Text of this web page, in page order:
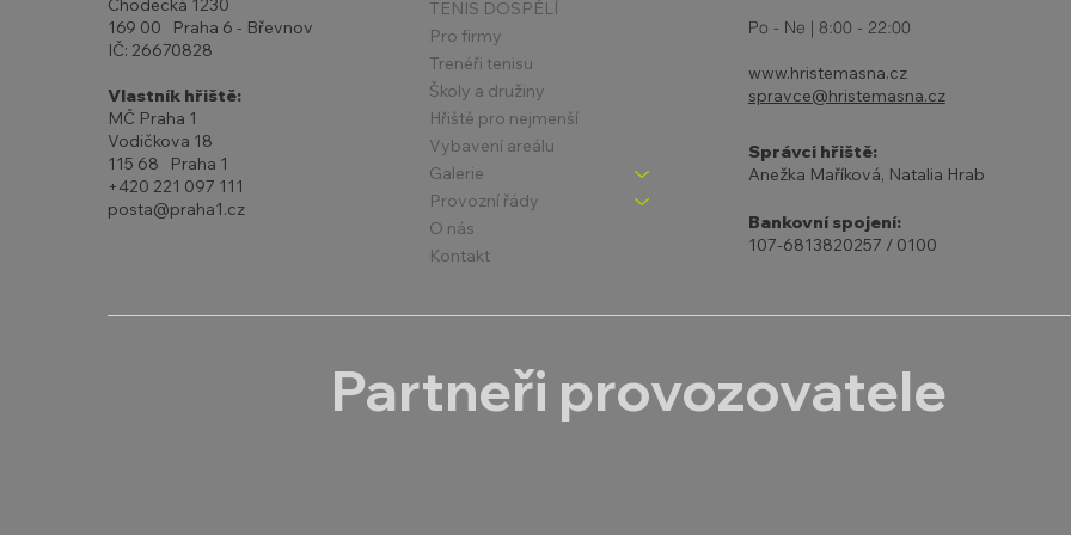
Chodecká 1230
169 00 Praha 6 - Břevnov
IČ: 26670828
Vlastník hřiště:
MČ Praha 1
Vodičkova 18
115 68 Praha 1
+420 221 097 111
posta@praha1.cz
TENIS DOSPĚLÍ
Pro firmy
Trenéři tenisu
Školy a družiny
Hřiště pro nejmenší
Vybavení areálu
Galerie
Provozní řády
O nás
Kontakt
Po - Ne | 8:00 - 22:00
www.hristemasna.cz
spravce@hristemasna.cz
Správci hřiště:
Anežka Maříková, Natalia Hrab
Bankovní spojení:
107-6813820257 / 0100
Partneři provozovatele